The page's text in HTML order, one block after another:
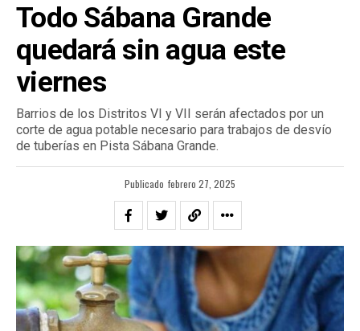
Todo Sábana Grande
quedará sin agua este
viernes
Barrios de los Distritos VI y VII serán afectados por un
corte de agua potable necesario para trabajos de desvío
de tuberías en Pista Sábana Grande.
Publicado febrero 27, 2025